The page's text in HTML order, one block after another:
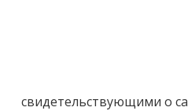
свидетельствующими о